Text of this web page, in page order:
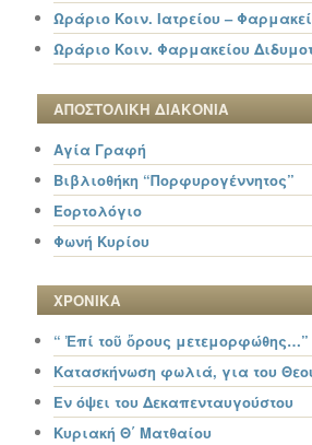
Ωράριο Κοιν. Ιατρείου –
Ωράριο Κοιν. Φαρμακείου
ΑΠΟΣΤΟΛΙΚΗ ΔΙΑΚΟΝΙΑ
Αγία Γραφή
Βιβλιοθήκη “Πορφυρογέννητος”
Εορτολόγιο
Φωνή Κυρίου
ΧΡΟΝΙΚΑ
“ Ἐπί τοῦ ὄρους μετεμορφώθης…”
Κατασκήνωση φωλιά, για του
Εν όψει του Δεκαπενταυγούστου
Κυριακή Θ΄ Ματθαίου